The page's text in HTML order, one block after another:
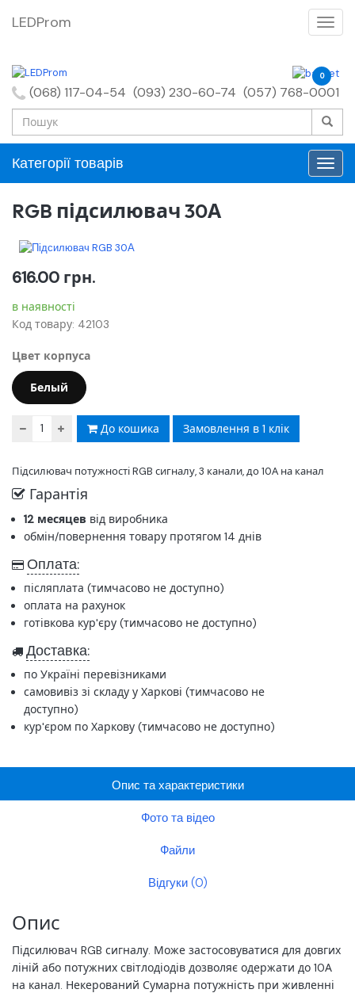
LEDProm
0
(068) 117-04-54 (093) 230-60-74 (057) 768-0001
Категорії товарів
RGB підсилювач 30А
616.00 грн.
в наявності
Код товару: 42103
Цвет корпуса
Белый
До кошика Замовлення в 1 клік
Підсилювач потужності RGB сигналу, 3 канали, до 10А на канал
Гарантія
12 месяцев від виробника
обмін/повернення товару протягом 14 днів
Оплата:
післяплата (тимчасово не доступно)
оплата на рахунок
готівкова кур'єру (тимчасово не доступно)
Доставка:
по Україні перевізниками
самовивіз зі складу у Харкові (тимчасово не
доступно)
кур'єром по Харкову (тимчасово не доступно)
Опис та характеристики
Фото та відео
Файли
Відгуки (0)
Опис
Підсилювач RGB сигналу. Може застосовуватися для довгих
ліній або потужних світлодіодів дозволяє одержати до 10А
на канал. Некерований Сумарна потужність при живленні